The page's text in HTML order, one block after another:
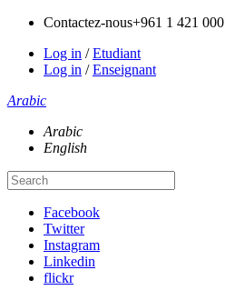
Contactez-nous+961 1 421 000
Log in /Etudiant
Log in /Enseignant
Arabic
Arabic
English
Facebook
Twitter
Instagram
Linkedin
flickr